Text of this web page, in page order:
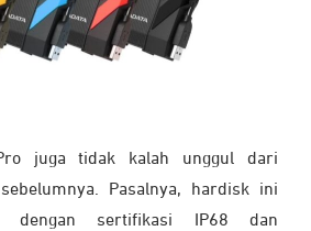
juga tidak kalah unggul dari
Pasalnya, hardisk ini
dengan sertifikasi IP68 dan